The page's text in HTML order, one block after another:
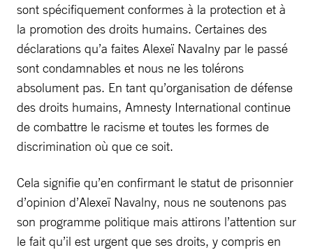
sont spécifiquement conformes à la protection et à
la promotion des droits humains. Certaines des
déclarations qu’a faites Alexeï Navalny par le passé
sont condamnables et nous ne les tolérons
absolument pas. En tant qu’organisation de défense
des droits humains, Amnesty International continue
de combattre le racisme et toutes les formes de
discrimination où que ce soit.
Cela signifie qu’en confirmant le statut de prisonnier
d’opinion d’Alexeï Navalny, nous ne soutenons pas
son programme politique mais attirons l’attention sur
le fait qu’il est urgent que ses droits, y compris en